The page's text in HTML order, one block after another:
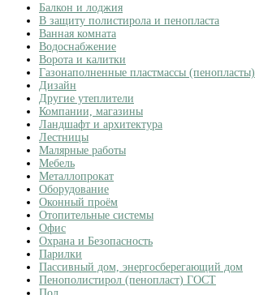
Балкон и лоджия
В защиту полистирола и пенопласта
Ванная комната
Водоснабжение
Ворота и калитки
Газонаполненные пластмассы (пенопласты)
Дизайн
Другие утеплители
Компании, магазины
Ландшафт и архитектура
Лестницы
Малярные работы
Мебель
Металлопрокат
Оборудование
Оконный проём
Отопительные системы
Офис
Охрана и Безопасность
Парилки
Пассивный дом, энергосберегающий дом
Пенополистирол (пенопласт) ГОСТ